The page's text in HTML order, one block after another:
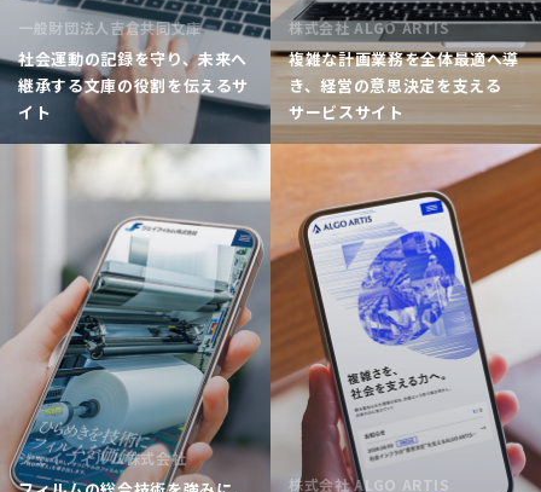
一般財団法人吉倉共同文庫
社会運動の記録を守り、未来へ
継承する文庫の役割を伝えるサ
イト
株式会社 ALGO ARTIS
複雑な計画業務を全体最適へ導
き、経営の意思決定を支える
サービスサイト
ジェイフィルム株式会社
株式会社 ALGO ARTIS